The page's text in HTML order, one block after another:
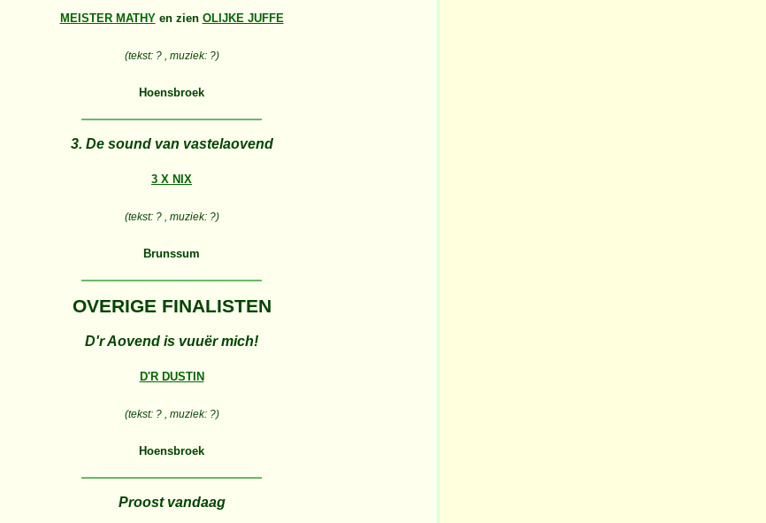
MEISTER MATHYen zien OLIJKE JUFFE
(tekst: ? , muziek: ?)
Hoensbroek
3. De sound van vastelaovend
3 X NIX
(tekst: ? , muziek: ?)
Brunssum
OVERIGE FINALISTEN
D'r Aovend is vuuër mich!
D'R DUSTIN
(tekst: ? , muziek: ?)
Hoensbroek
Proost vandaag